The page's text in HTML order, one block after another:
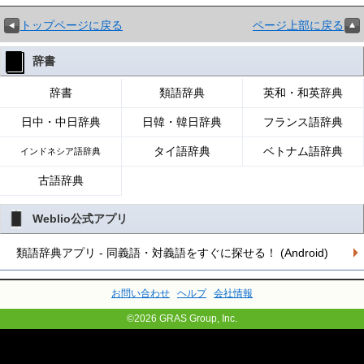
トップページに戻る ページ上部に戻る
辞書
辞書 類語辞典 英和・和英辞典
日中・中日辞典 日韓・韓日辞典 フランス語辞典
インドネシア語辞典 タイ語辞典 ベトナム語辞典
古語辞典
Weblio公式アプリ
類語辞典アプリ - 同義語・対義語をすぐに探せる！ (Android)
お問い合わせ ヘルプ 会社情報
©2026 GRAS Group, Inc.